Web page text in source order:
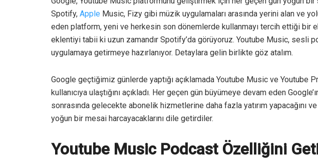
Spotify, Apple Music, Fizy gibi müzik uygulamaları arasında yerini alan ve
eden platform, yeni ve herkesin son dönemlerde kullanmayı tercih ettiği bir
eklentiyi tabii ki uzun zamandır Spotify’da görüyoruz. Youtube Music, sesli
uygulamaya getirmeye hazırlanıyor. Detaylara gelin birlikte göz atalım.
Google geçtiğimiz günlerde yaptığı açıklamada Youtube Music ve Youtube
kullanıcıya ulaştığını açıkladı. Her geçen gün büyümeye devam eden
sonrasında gelecekte abonelik hizmetlerine daha fazla yatırım yapacağını
yoğun bir mesai harcayacaklarını dile getirdiler.
Youtube Music Podcast Özelliğini